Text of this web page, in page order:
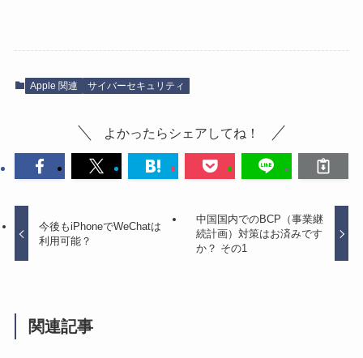
Apple 関連 サイバーセキュリティ
よかったらシェアしてね！
今後もiPhoneでWeChatは
利用可能？
中国国内でのBCP（事業継
続計画）対策はお済みです
か？ その1
関連記事